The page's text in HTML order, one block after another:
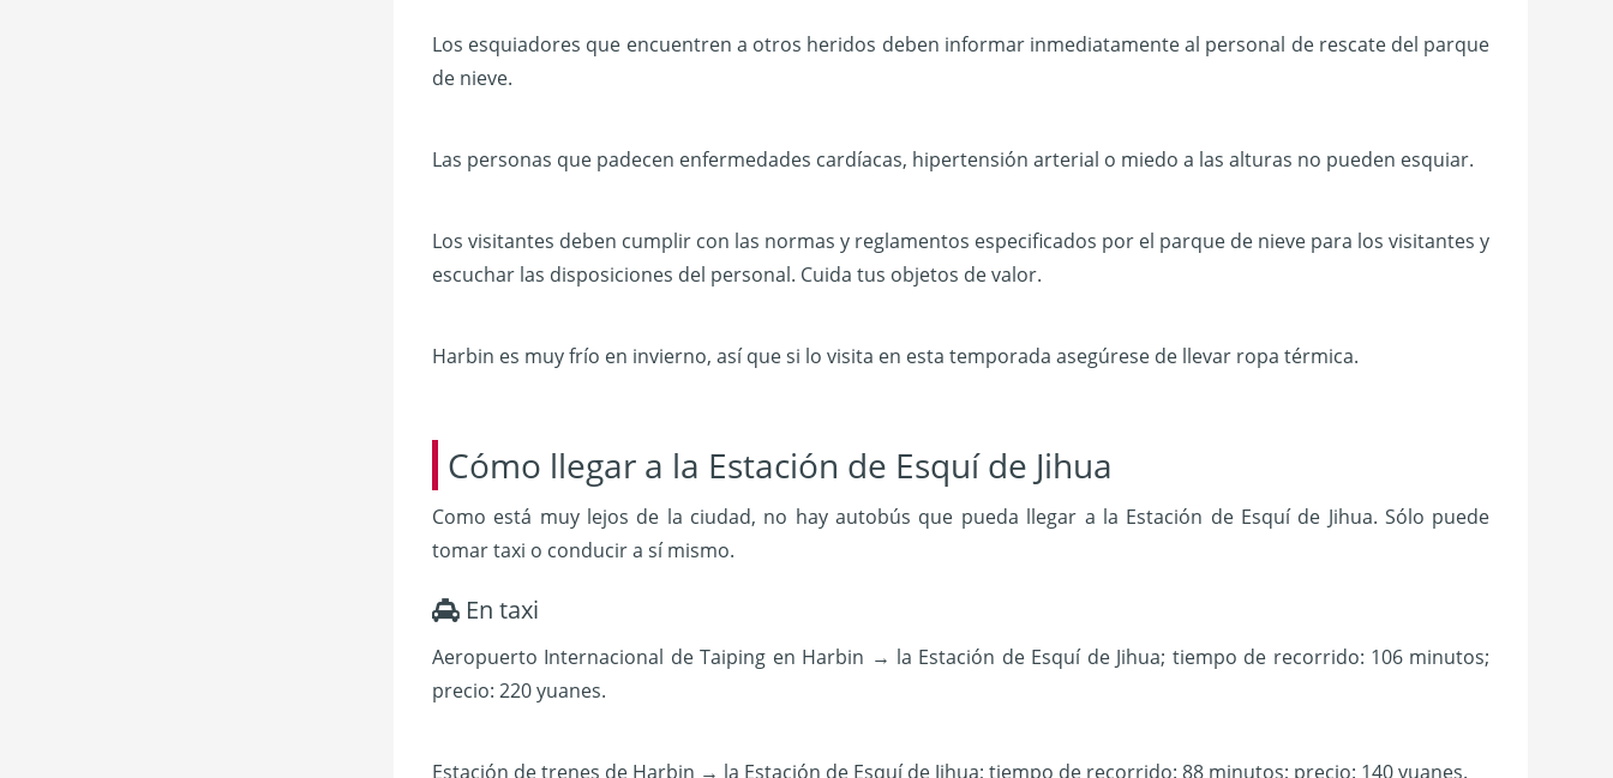
Los esquiadores que encuentren a otros heridos deben informar inmediatamente al personal de rescate del parque
de nieve.
Las personas que padecen enfermedades cardíacas, hipertensión arterial o miedo a las alturas no pueden esquiar.
Los visitantes deben cumplir con las normas y reglamentos especificados por el parque de nieve para los visitantes y
escuchar las disposiciones del personal. Cuida tus objetos de valor.
Harbin es muy frío en invierno, así que si lo visita en esta temporada asegúrese de llevar ropa térmica.
Cómo llegar a la Estación de Esquí de Jihua
Como está muy lejos de la ciudad, no hay autobús que pueda llegar a la Estación de Esquí de Jihua. Sólo puede
tomar taxi o conducir a sí mismo.
En taxi
Aeropuerto Internacional de Taiping en Harbin → la Estación de Esquí de Jihua; tiempo de recorrido: 106 minutos;
precio: 220 yuanes.
Estación de trenes de Harbin → la Estación de Esquí de Jihua; tiempo de recorrido: 88 minutos; precio: 140 yuanes.